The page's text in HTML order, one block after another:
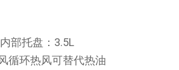
部托盘：3.5L
循环热风可替代热油